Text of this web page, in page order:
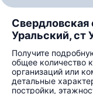
Свердловская
Уральский, ст
Получите
общее количество
организаций или
детальные
постройки,